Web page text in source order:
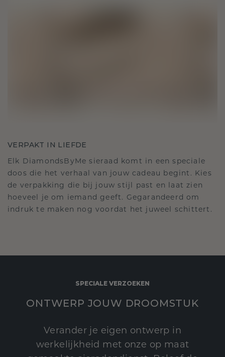
VERPAKT IN LIEFDE
Elk DiamondsByMe sieraad komt in een speciale
doos die het verhaal van jouw cadeau begint. Kies
de verpakking die bij jouw stijl past en laat zien
hoeveel je om iemand geeft. Gegarandeerd om
indruk te maken nog voordat het juweel schittert.
SPECIALE VERZOEKEN
ONTWERP JOUW DROOMSTUK
Verander je eigen ontwerp in
werkelijkheid met onze op maat